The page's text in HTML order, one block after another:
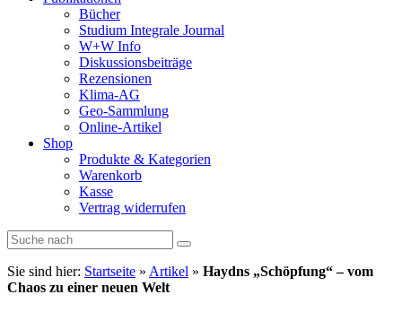
Bücher
Studium Integrale Journal
W+W Info
Diskussionsbeiträge
Rezensionen
Klima-AG
Geo-Sammlung
Online-Artikel
Shop
Produkte & Kategorien
Warenkorb
Kasse
Vertrag widerrufen
Sie sind hier: Startseite » Artikel » Haydns „Schöpfung“ – vom
Chaos zu einer neuen Welt